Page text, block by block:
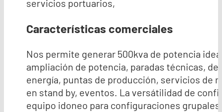
servicios portuarios,
Características comerciales
Nos permite generar 500kva de potencia
ampliación de potencia, paradas técnicas,
energía, puntas de producción, servicios de
en stand by, eventos. La versátilidad de
equipo idoneo para configuraciones